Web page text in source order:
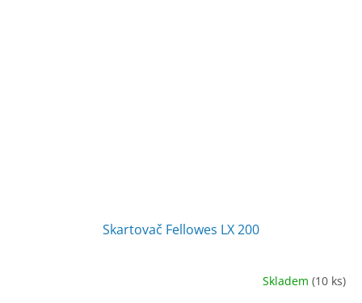
Skartovač Fellowes LX 200
Skladem (10 ks)